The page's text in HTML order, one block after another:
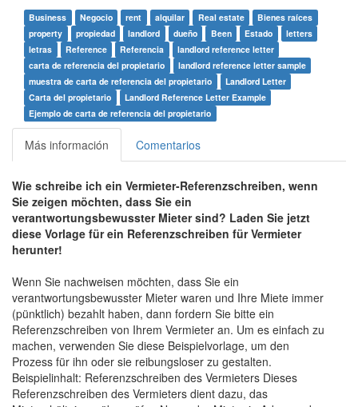
Business Negocio rent alquilar Real estate
Bienes raíces
property
propiedad landlord dueño Been Estado
letters
letras
Reference Referencia
landlord reference letter
carta de referencia del propietario
landlord reference letter sample
muestra de carta de referencia del propietario
Landlord Letter
Carta del propietario
Landlord Reference Letter Example
Ejemplo de carta de referencia del propietario
Más información Comentarios
Wie schreibe ich ein Vermieter-Referenzschreiben, wenn
Sie zeigen möchten, dass Sie ein
verantwortungsbewusster Mieter sind? Laden Sie jetzt
diese Vorlage für ein Referenzschreiben für Vermieter
herunter!
Wenn Sie nachweisen möchten, dass Sie ein
verantwortungsbewusster Mieter waren und Ihre Miete immer
(pünktlich) bezahlt haben, dann fordern Sie bitte ein
Referenzschreiben von Ihrem Vermieter an. Um es einfach zu
machen, verwenden Sie diese Beispielvorlage, um den
Prozess für ihn oder sie reibungsloser zu gestalten.
Beispielinhalt: Referenzschreiben des Vermieters Dieses
Referenzschreiben des Vermieters dient dazu, das